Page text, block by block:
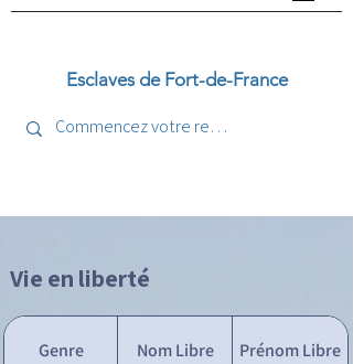
Esclaves de Fort-de-France
Vie en liberté
Genre Nom Libre Prénom Libre